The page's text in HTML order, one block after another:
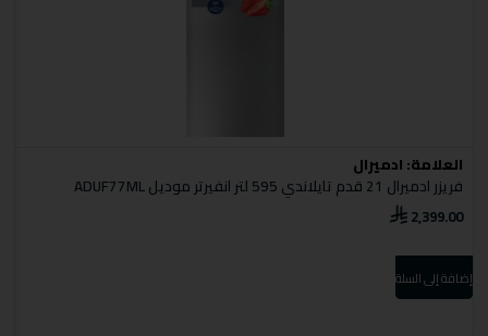
العلامة:ادميرال
فريزر ادميرال 21 قدم تايلاندي 595 لتر انفيرتر موديل ADUF77ML
2,399.00
إضافة إلى السلة